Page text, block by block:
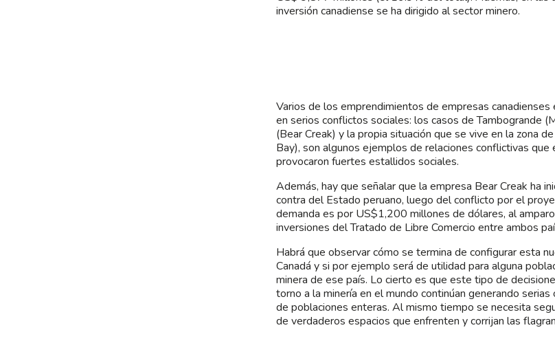
inversión canadiense se ha dirigido al sector minero.
Varios de los emprendimientos de empresas
en serios conflictos sociales: los casos de Tambogrande
(Bear Creak) y la propia situación que se vive en la zona
Bay), son algunos ejemplos de relaciones conflictivas
provocaron fuertes estallidos sociales.
Además, hay que señalar que la empresa Bear Creak ha
contra del Estado peruano, luego del conflicto por el
demanda es por US$1,200 millones de dólares, al
inversiones del Tratado de Libre Comercio entre ambos
Habrá que observar cómo se termina de configurar esta
Canadá y si por ejemplo será de utilidad para alguna
minera de ese país. Lo cierto es que este tipo de
torno a la minería en el mundo continúan generando
de poblaciones enteras. Al mismo tiempo se necesita
de verdaderos espacios que enfrenten y corrijan las